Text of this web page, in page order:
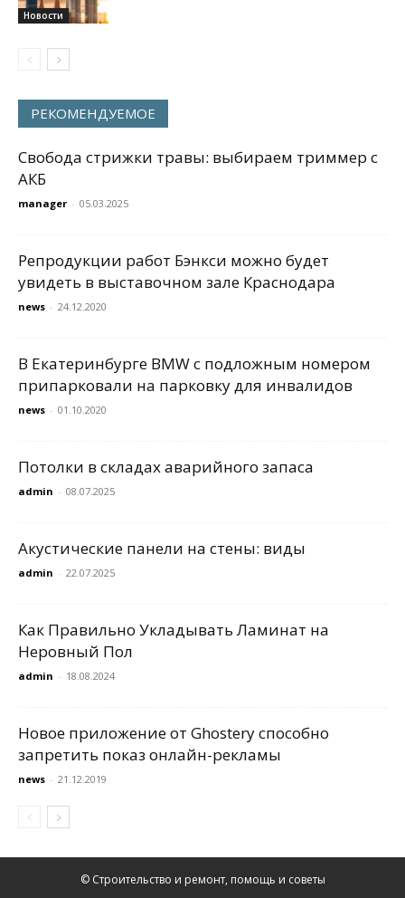
Новости
РЕКОМЕНДУЕМОЕ
Свобода стрижки травы: выбираем триммер с
АКБ
manager - 05.03.2025
Репродукции работ Бэнкси можно будет
увидеть в выставочном зале Краснодара
news - 24.12.2020
В Екатеринбурге BMW с подложным номером
припарковали на парковку для инвалидов
news - 01.10.2020
Потолки в складах аварийного запаса
admin - 08.07.2025
Акустические панели на стены: виды
admin - 22.07.2025
Как Правильно Укладывать Ламинат на
Неровный Пол
admin - 18.08.2024
Новое приложение от Ghostery способно
запретить показ онлайн-рекламы
news - 21.12.2019
© Строительство и ремонт, помощь и советы